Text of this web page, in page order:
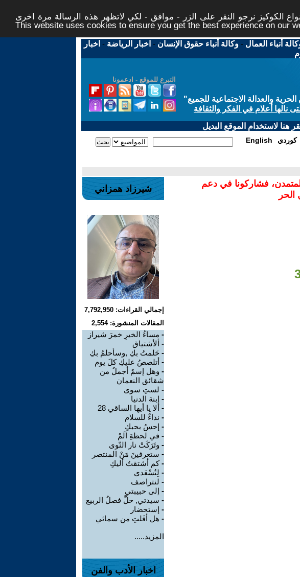
الكوكيز نرجو النقر على الزر - موافق - لكي لاتظهر هذه الرسالة مرة اخرى -
This website uses cookies to ensure you get the best experience on our
أنباء العمال -وكالة أنباء حقوق الإنسان - اخبار الرياضة - اخبار
التبرع للموقع - ادعمونا
والعدالة الاجتماعية للجميع"
نالها أعلام في الفكر والثقافة
هنا لاستخدام الموقع البديل
English كوردي
فشاركونا في دعم
الحر
شيرزاد همزاني
إجمالي القراءات: 7,792,950
المقالات المنشورة: 2,554
- مساءُ الخيرِ خمرَ شيراز
- ألأشتياق
- حَلمتُ بكِ ,وسأحلمُ بكِ
- أتلصصُ عليكِ كلَ يوم
- وهل إسمٌ أجملُ من
شقائق النعمان
- لستِ سوى
- إبنة الدنيا
- ألا يا أيها الساقي 28
- نداءٌ للسلام
- إحسُ بحبكِ
- في لحظةِ ألَمْ
- وتَرَكَتْ نار النّوى
- ستعرفينَ مَنْ المنتصر
-كم أشتقتُ أليكِ
- لِتُسْعَدي
- لنتراصف
- إلى حبيبتي
- سيدتي, حلَّ فصلُ الربيع
- إستحضار
- هل أفَلتِ من سمائي
المزيد.....
اخبار الأدب والفن